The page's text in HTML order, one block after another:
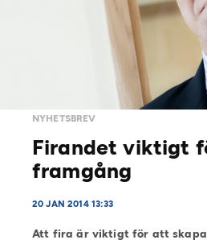
NYHETSBREV
Firandet viktigt
framgång
20 JAN 2014 13:33
Att fira är viktigt för att skapa